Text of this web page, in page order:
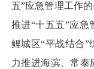
五”应急管理工作
推进“十五五”应
鲤城区“平战结合”
力推进海滨、常泰